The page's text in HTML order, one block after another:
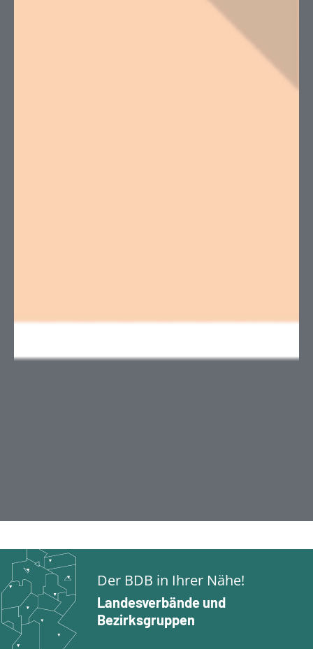
Der BDB in Ihrer Nähe!
Landesverbände und
Bezirksgruppen